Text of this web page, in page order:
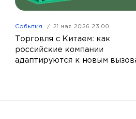
События 21 мая 2026 23:00
Торговля с Китаем: как
российские компании
адаптируются к новым